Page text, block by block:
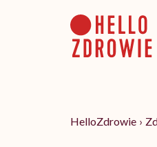
HelloZdrowie ›